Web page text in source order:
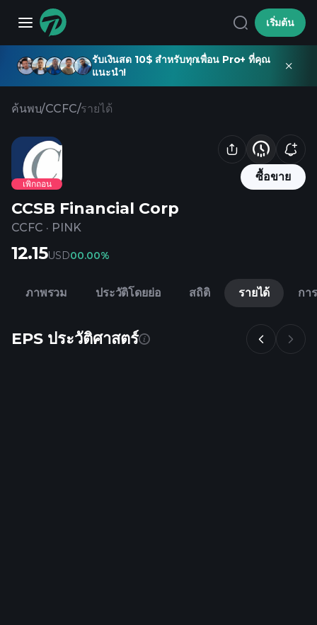
เริ่มต้น
รับเงินสด 10$ สำหรับทุกเพื่อน Pro+ ที่คุณ
แนะนำ!
ค้นพบ/CCFC/รายได้
เพิกถอน
ซื้อขาย
CCSB Financial Corp
CCFC · PINK
12.15USD00.00%
ภาพรวม ประวัติโดยย่อ สถิติ รายได้ กา
EPS ประวัติศาสตร์